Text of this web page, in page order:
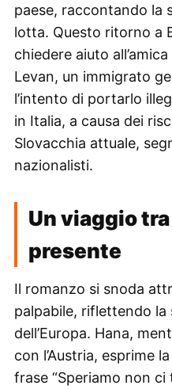
paese, raccontando la
lotta. Questo ritorno a
chiedere aiuto
Levan, un immigrato
l’intento di portarlo
in Italia, a causa dei
Slovacchia attuale,
nazionalisti.
Un viaggio
presente
Il romanzo si snoda
palpabile, riflettendo la
dell’Europa. Hana,
con l’Austria, esprime
frase “Speriamo non